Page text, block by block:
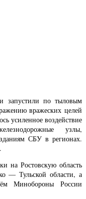
по тыловым
вражеских целей
усиленное воздействие
узлы,
СБУ в регионах.
на Ростовскую область
— Тульской области, а
Минобороны России